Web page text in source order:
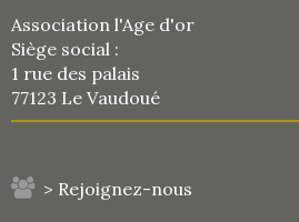
Association l'Age d'or
Siège social :
1 rue des palais
77123 Le Vaudoué
> Rejoignez-nous